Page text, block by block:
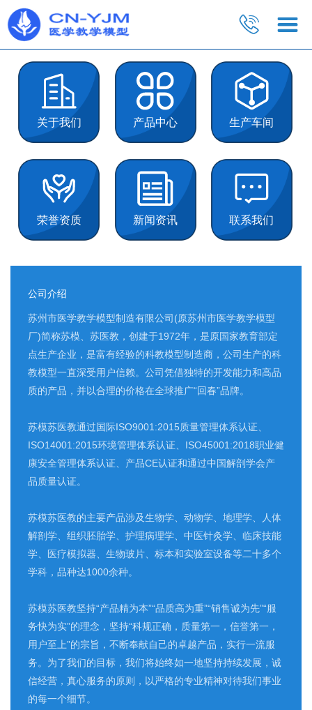
关于我们 产品中心 生产车间
荣誉资质 新闻资讯 联系我们
公司介绍
苏州市医学教学模型制造有限公司(原苏州市医学教学模型
厂)简称苏模、苏医教，创建于1972年，是原国家教育部定
点生产企业，是富有经验的科教模型制造商，公司生产的科
教模型一直深受用户信赖。公司凭借独特的开发能力和高品
质的产品，并以合理的价格在全球推广“回春”品牌。
苏模苏医教通过国际ISO9001:2015质量管理体系认证、
ISO14001:2015环境管理体系认证、ISO45001:2018职业健
康安全管理体系认证、产品CE认证和通过中国解剖学会产
品质量认证。
苏模苏医教的主要产品涉及生物学、动物学、地理学、人体
解剖学、组织胚胎学、护理病理学、中医针灸学、临床技能
学、医疗模拟器、生物玻片、标本和实验室设备等二十多个
学科，品种达1000余种。
苏模苏医教坚持“产品精为本”“品质高为重”“销售诚为先”“服
务快为实”的理念，坚持“科规正确，质量第一，信誉第一，
用户至上”的宗旨，不断奉献自己的卓越产品，实行一流服
务。为了我们的目标，我们将始终如一地坚持持续发展，诚
信经营，真心服务的原则，以严格的专业精神对待我们事业
的每一个细节。